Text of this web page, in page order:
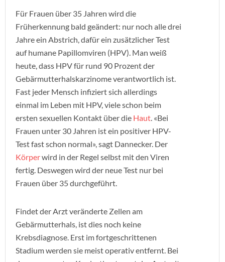
Für Frauen über 35 Jahren wird die
Früherkennung bald geändert: nur noch alle drei
Jahre ein Abstrich, dafür ein zusätzlicher Test
auf humane Papillomviren (HPV). Man weiß
heute, dass HPV für rund 90 Prozent der
Gebärmutterhalskarzinome verantwortlich ist.
Fast jeder Mensch infiziert sich allerdings
einmal im Leben mit HPV, viele schon beim
ersten sexuellen Kontakt über die Haut. «Bei
Frauen unter 30 Jahren ist ein positiver HPV-
Test fast schon normal», sagt Dannecker. Der
Körperwird in der Regel selbst mit den Viren
fertig. Deswegen wird der neue Test nur bei
Frauen über 35 durchgeführt.
Findet der Arzt veränderte Zellen am
Gebärmutterhals, ist dies noch keine
Krebsdiagnose. Erst im fortgeschrittenen
Stadium werden sie meist operativ entfernt. Bei